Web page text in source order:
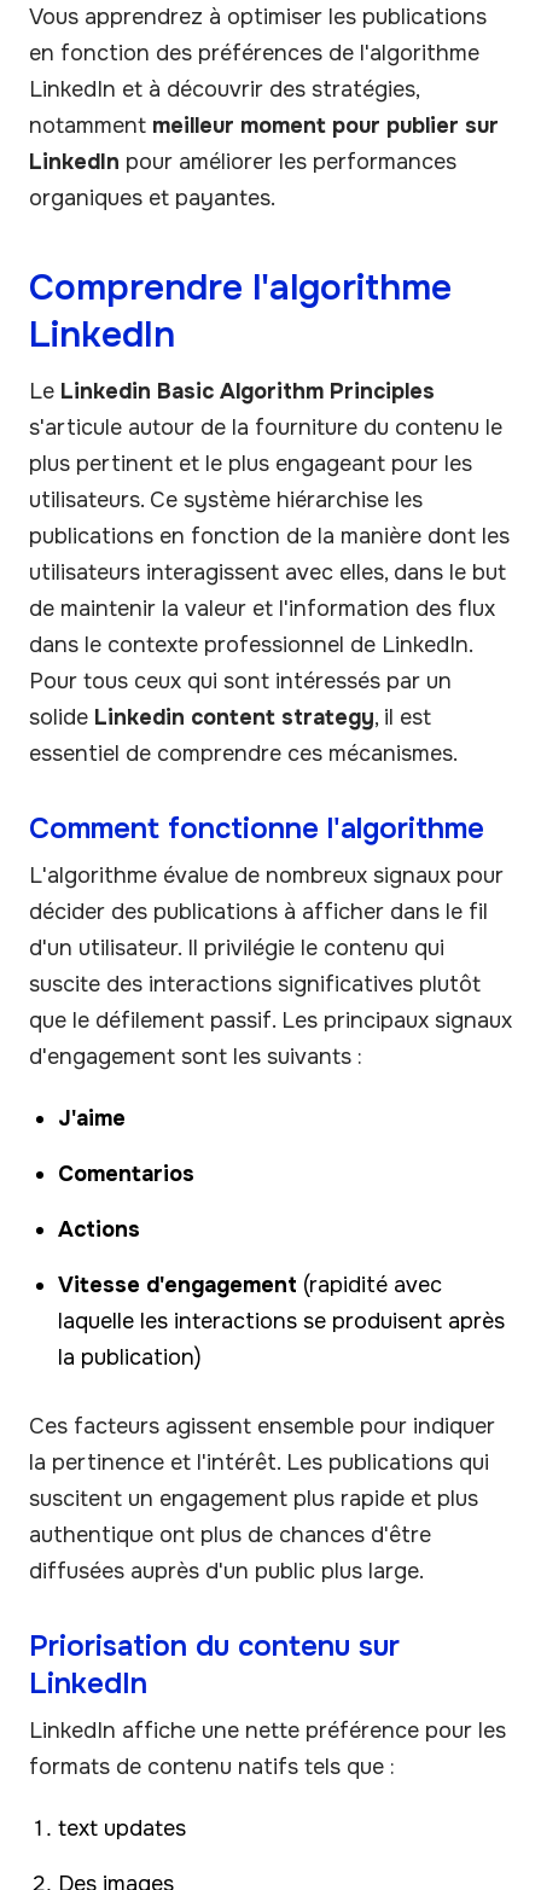
Vous apprendrez à optimiser les publications
en fonction des préférences de l'algorithme
LinkedIn et à découvrir des stratégies,
notamment meilleur moment pour publier sur
LinkedIn pour améliorer les performances
organiques et payantes.
Comprendre l'algorithme
LinkedIn
Le Linkedin Basic Algorithm Principles
s'articule autour de la fourniture du contenu le
plus pertinent et le plus engageant pour les
utilisateurs. Ce système hiérarchise les
publications en fonction de la manière dont les
utilisateurs interagissent avec elles, dans le but
de maintenir la valeur et l'information des flux
dans le contexte professionnel de LinkedIn.
Pour tous ceux qui sont intéressés par un
solide Linkedin content strategy, il est
essentiel de comprendre ces mécanismes.
Comment fonctionne l'algorithme
L'algorithme évalue de nombreux signaux pour
décider des publications à afficher dans le fil
d'un utilisateur. Il privilégie le contenu qui
suscite des interactions significatives plutôt
que le défilement passif. Les principaux signaux
d'engagement sont les suivants :
J'aime
Comentarios
Actions
Vitesse d'engagement (rapidité avec
laquelle les interactions se produisent après
la publication)
Ces facteurs agissent ensemble pour indiquer
la pertinence et l'intérêt. Les publications qui
suscitent un engagement plus rapide et plus
authentique ont plus de chances d'être
diffusées auprès d'un public plus large.
Priorisation du contenu sur
LinkedIn
LinkedIn affiche une nette préférence pour les
formats de contenu natifs tels que :
text updates
Des images